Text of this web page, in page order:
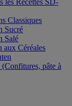
les Recettes SD-
Classiques
Sucré
Salé
aux Céréales
pâte à